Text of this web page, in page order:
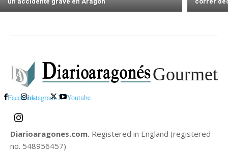
Gourmet
FacebookInstagram X Youtube
Diarioaragones.com. Registered in England (registered
no. 548956457)